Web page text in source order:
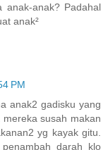
anak-anak? Padahal
anak²
PM
anak2 gadisku yang
susah makan
yg kayak gitu.
darah klo